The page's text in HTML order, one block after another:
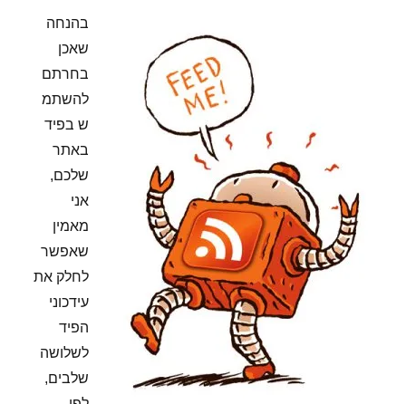
בהנחה
שאכן
בחרתם
להשתמ
ש בפיד
באתר
שלכם,
אני
מאמין
שאפשר
לחלק את
עידכוני
הפיד
לשלושה
שלבים,